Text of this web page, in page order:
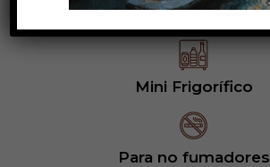
Salón Social
Mini Frigorífico
Para no fumadores